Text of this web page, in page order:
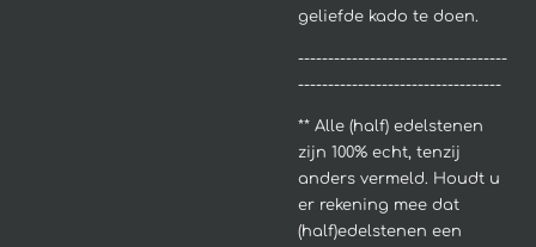
geliefde kado te doen.
-----------------------------------
----------------------------------
** Alle (half) edelstenen
zijn 100% echt, tenzij
anders vermeld. Houdt u
er rekening mee dat
(half)edelstenen een